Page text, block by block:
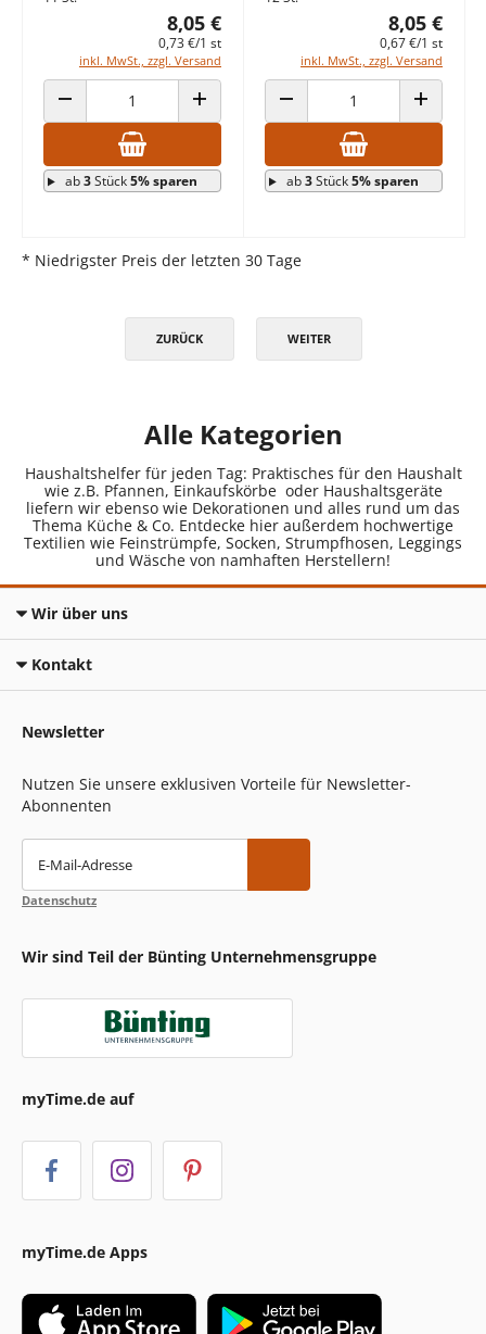
8,05 €
0,73 €/1 st
inkl. MwSt., zzgl. Versand
ANZAHL VERRINGERN ANZAHL ERHÖHEN
ab3Stück5% sparen
8,05 €
0,67 €/1 st
inkl. MwSt., zzgl. Versand
ANZAHL VERRINGERN ANZAHL
ab3Stück5% sparen
* Niedrigster Preis der letzten 30 Tage
ZURÜCK WEITER
Alle Kategorien
Haushaltshelfer für jeden Tag: Praktisches für den Haushalt
wie z.B. Pfannen, Einkaufskörbe oder Haushaltsgeräte
liefern wir ebenso wie Dekorationen und alles rund um das
Thema Küche & Co. Entdecke hier außerdem hochwertige
Textilien wie Feinstrümpfe, Socken, Strumpfhosen, Leggings
und Wäsche von namhaften Herstellern!
Wir über uns
Kontakt
Newsletter
Nutzen Sie unsere exklusiven Vorteile für Newsletter-
Abonnenten
E-Mail-Adresse
Datenschutz
Wir sind Teil der Bünting Unternehmensgruppe
myTime.de auf
myTime.de Apps